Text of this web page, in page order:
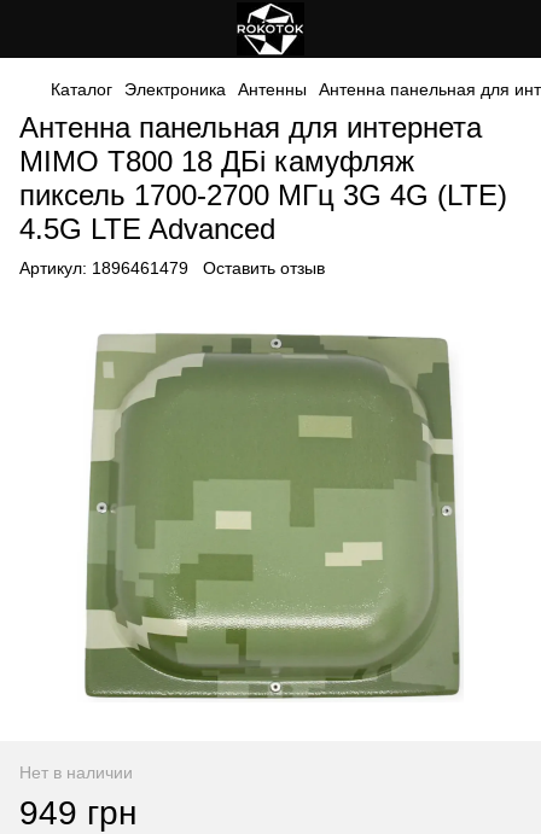
Каталог Электроника Антенны Антенна панельная для
Антенна панельная для интернета
MIMO Т800 18 ДБi камуфляж
пиксель 1700-2700 МГц 3G 4G (LTE)
4.5G LTE Advanced
Артикул: 1896461479 Оставить отзыв
Нет в наличии
949 грн